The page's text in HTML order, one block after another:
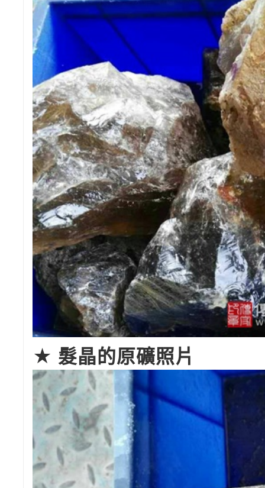
★ 髮晶的原礦照片